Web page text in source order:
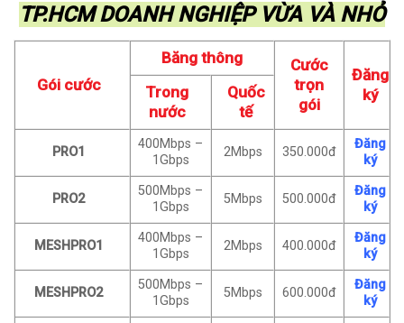
TP.HCM DOANH NGHIỆP VỪA VÀ NHỎ
Gói cước
Băng thông
Cước
trọn
gói
Đăng
ký
Trong
nước
Quốc
tế
PRO1
400Mbps –
1Gbps
2Mbps 350.000đ
Đăng
ký
PRO2
500Mbps –
1Gbps
5Mbps 500.000đ
Đăng
ký
MESHPRO1
400Mbps –
1Gbps
2Mbps 400.000đ
Đăng
ký
MESHPRO2
500Mbps –
1Gbps
5Mbps 600.000đ
Đăng
ký